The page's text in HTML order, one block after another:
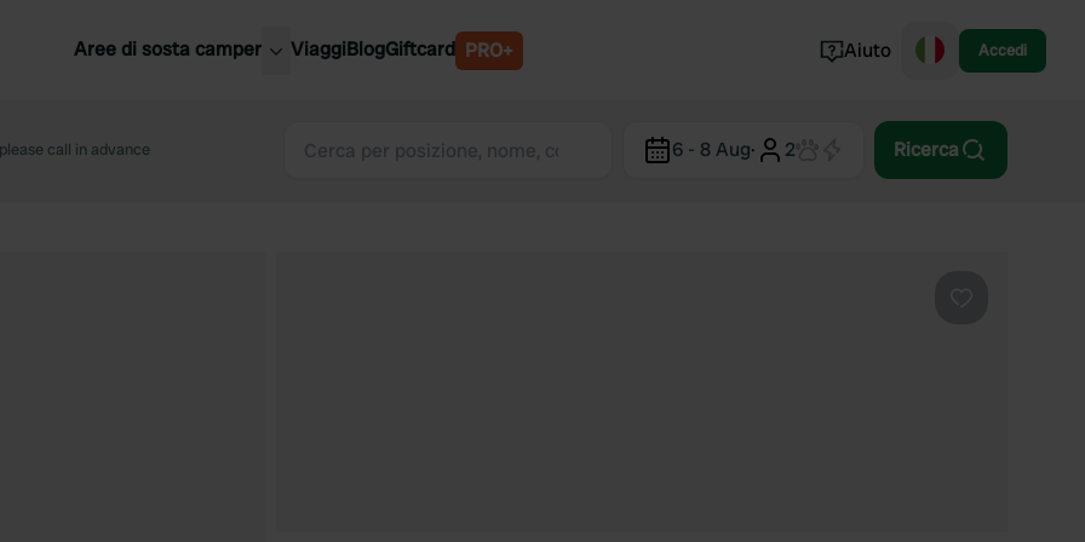
Aree di sosta camper
Slovenia
Portogallo
ViaggiBlogGiftcard PRO+ Aiuto Accedi
call in advance 6 - 8 Aug· 2 Ricerca